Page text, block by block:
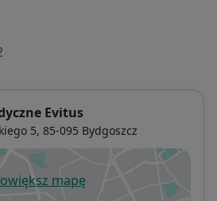
Evitus
5, 85-095 Bydgoszcz
mapę
otwiera się w nowej karcie